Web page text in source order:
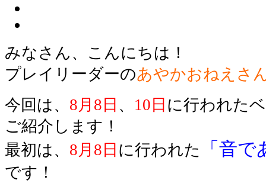
みなさん、こんにちは！
プレイリーダーのあやかおねえさ
今回は、 8月8日 、 10日 に行われた
ご紹介します！
最初は、 8月8日 に行われた 「音
です！